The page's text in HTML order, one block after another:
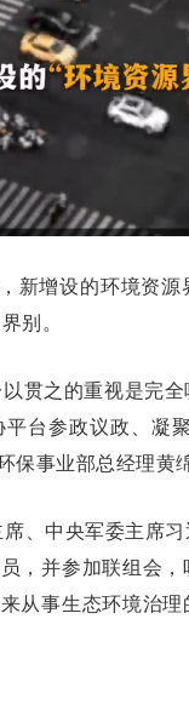
新增设的环境资
别。
贯之的重视是完
台参政议政、凝
事业部总经理黄
、中央军委主席
，并参加联组会
从事生态环境治